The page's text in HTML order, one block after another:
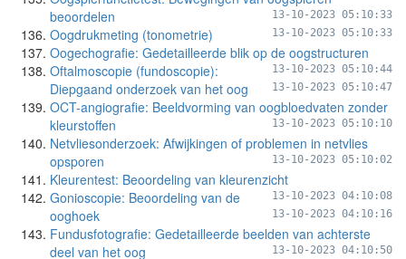
beoordelen
13-10-2023 05:10:33
Oogdrukmeting (tonometrie) 13-10-2023 05:10:33
Oogechografie: Gedetailleerde blik op de oogstructuren
13-10-2023 05:10:44
Oftalmoscopie (fundoscopie):
Diepgaand onderzoek van het oog
13-10-2023 05:10:47
OCT-angiografie: Beeldvorming van oogbloedvaten zonder
kleurstoffen
13-10-2023 05:10:10
Netvliesonderzoek: Afwijkingen of problemen in netvlies
opsporen
13-10-2023 05:10:02
Kleurentest: Beoordeling van kleurenzicht
13-10-2023 04:10:08
Gonioscopie: Beoordeling van de
ooghoek
13-10-2023 04:10:16
Fundusfotografie: Gedetailleerde beelden van achterste
deel van het oog
13-10-2023 04:10:50